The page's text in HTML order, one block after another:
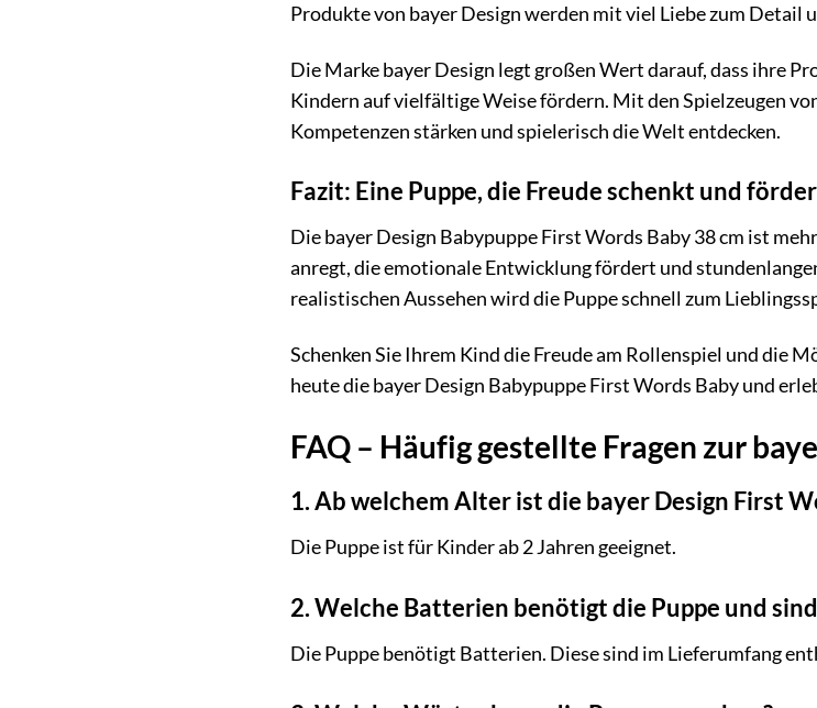
Produkte von bayer Design werden mit viel Liebe zum
Die Marke bayer Design legt großen Wert darauf, dass ihre
Kindern auf vielfältige Weise fördern. Mit den Spielzeugen
Kompetenzen stärken und spielerisch die Welt entdecken.
Fazit: Eine Puppe, die Freude schenkt und
Die bayer Design Babypuppe First Words Baby 38 cm ist
anregt, die emotionale Entwicklung fördert und
realistischen Aussehen wird die Puppe schnell zum
Schenken Sie Ihrem Kind die Freude am Rollenspiel und die
heute die bayer Design Babypuppe First Words Baby und
FAQ – Häufig gestellte Fragen zur
1. Ab welchem Alter ist die bayer Design First
Die Puppe ist für Kinder ab 2 Jahren geeignet.
2. Welche Batterien benötigt die Puppe und
Die Puppe benötigt Batterien. Diese sind im Lieferumfang